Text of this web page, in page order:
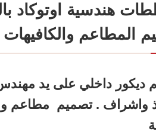
هندسية اوتوكاد
المطاعم والكافيهات
واشراف . تصميم مطاعم و